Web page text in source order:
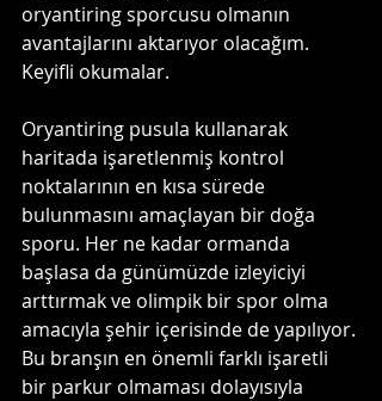
oryantiring sporcusu olmanın
avantajlarını aktarıyor olacağım.
Keyifli okumalar.
Oryantiring pusula kullanarak
haritada işaretlenmiş kontrol
noktalarının en kısa sürede
bulunmasını amaçlayan bir doğa
sporu. Her ne kadar ormanda
başlasa da günümüzde izleyiciyi
arttırmak ve olimpik bir spor olma
amacıyla şehir içerisinde de yapılıyor.
Bu branşın en önemli farklı işaretli
bir parkur olmaması dolayısıyla